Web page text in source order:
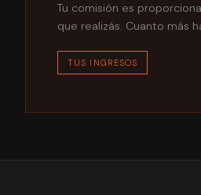
Tu comisión es
que realizás. Cuanto más
TUS INGRESOS